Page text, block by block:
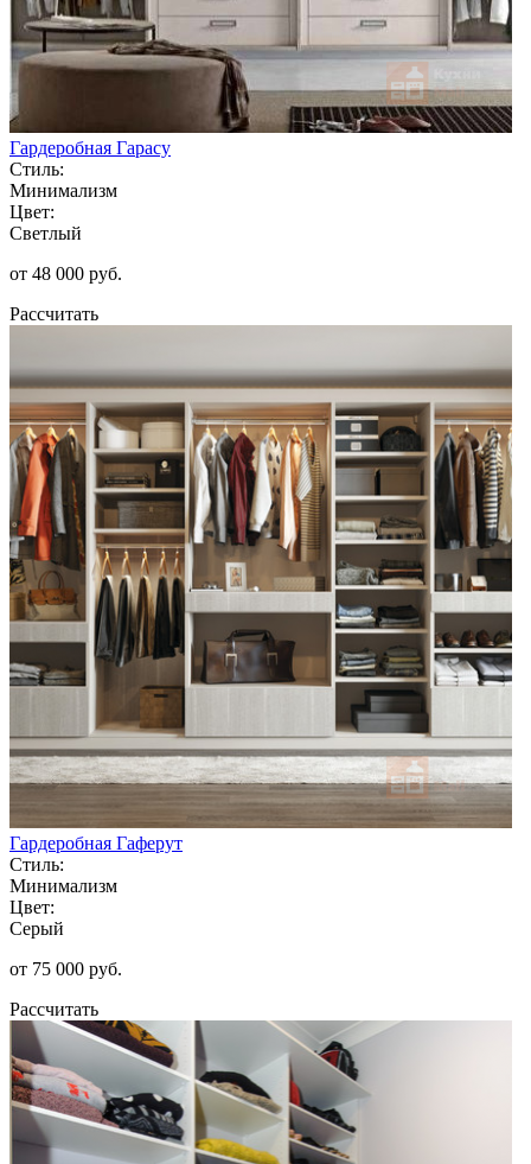
Гардеробная Гарасу
Стиль:
Минимализм
Цвет:
Светлый
от 48 000 руб.
Рассчитать
Гардеробная Гаферут
Стиль:
Минимализм
Цвет:
Серый
от 75 000 руб.
Рассчитать